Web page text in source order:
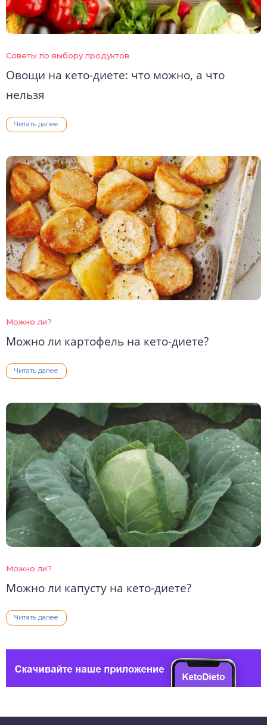
Советы по выбору продуктов
Овощи на кето-диете: что можно, а что
нельзя
Читать далее
Можно ли?
Можно ли картофель на кето-диете?
Читать далее
Можно ли?
Можно ли капусту на кето-диете?
Читать далее